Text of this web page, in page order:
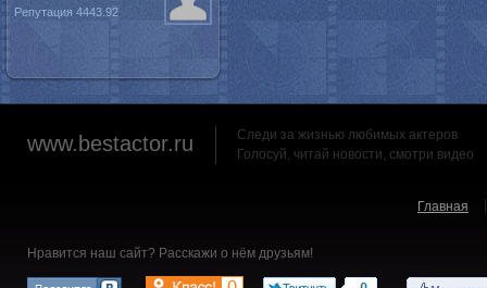
Репутация 4443.92
www.bestactor.ru
Следи за жизнью любимых актеров
Голосуй, читай новости, смотри видео
Главная
Нравится наш сайт? Расскажи о нём друзьям!